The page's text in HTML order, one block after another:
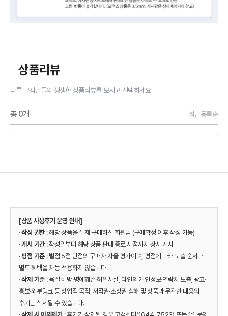
상품리뷰
다른 고객님들의 생생한 상품리뷰를 보시고 선택하세요
총 0개 최근등록순
[상품 사용후기 운영 안내]
·작성 권한 : 해당 상품을 실제 구매하신 회원님 (구매확정 이후 작성 가능)
·게시 기간: 작성일부터 해당 상품 판매 종료 시점까지 상시 게시
·평점 기준 : 별점 5점 만점의 구매자 자율 평가이며, 평점에 따라 노출 순서나
별도 혜택을 차등 적용하지 않습니다.
·삭제 기준 : 욕설·비방·명예훼손·허위사실, 타인의 개인정보·연락처 노출, 광고·
홍보·외부링크 등 상업적 목적, 저작권·초상권 침해 및 상품과 무관한 내용의
후기는 삭제될 수 있습니다.